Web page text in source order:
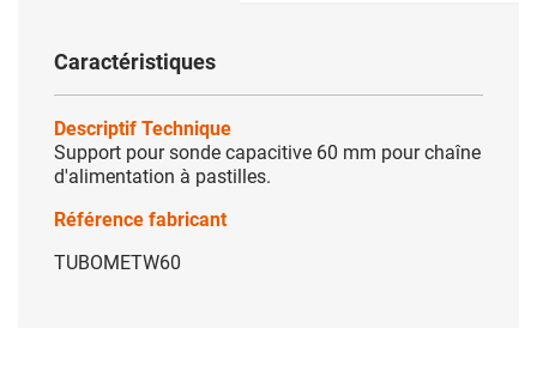
Caractéristiques
Descriptif Technique
Support pour sonde capacitive 60 mm pour chaîne
d'alimentation à pastilles.
Référence fabricant
TUBOMETW60